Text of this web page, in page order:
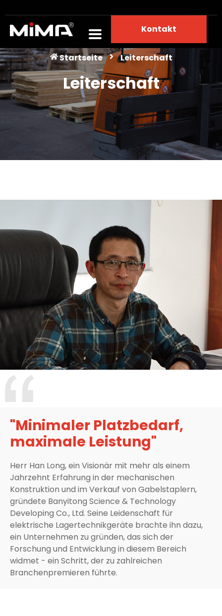
Kontakt
Leiterschaft
Startseite Leiterschaft
Leiterschaft
"Minimaler Platzbedarf,
maximale Leistung"
Herr Han Long, ein Visionär mit mehr als einem
Jahrzehnt Erfahrung in der mechanischen
Konstruktion und im Verkauf von Gabelstaplern,
gründete Banyitong Science & Technology
Developing Co., Ltd. Seine Leidenschaft für
elektrische Lagertechnikgeräte brachte ihn dazu,
ein Unternehmen zu gründen, das sich der
Forschung und Entwicklung in diesem Bereich
widmet - ein Schritt, der zu zahlreichen
Branchenpremieren führte.